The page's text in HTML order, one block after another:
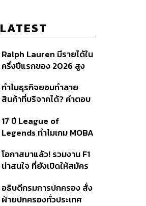
LATEST
Ralph Lauren มีรายได้ใน
ครึ่งปีแรกของ 2026 สูง
ทำไมธุรกิจยอมทำลาย
สินค้าที่บริจาคได้? คำตอบ
อยู่ที่ระบบภาษี
17 ปี League of
Legends ทำไมเกม MOBA
กาลเวลา?
โอกาสมาแล้ว! รวมงาน F1
น่าสนใจ ที่ยังเปิดให้สมัคร
อธิบดีกรมการปกครอง สั่ง
ฝ่ายปกครองทั่วประเทศ